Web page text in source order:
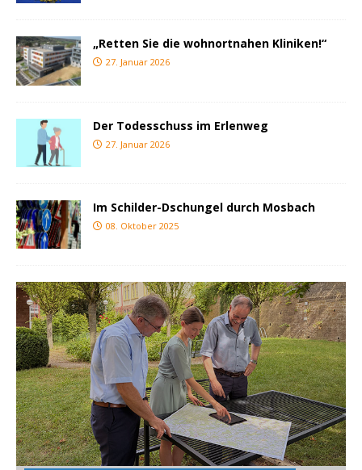
„Retten Sie die wohnortnahen Kliniken!“
27. Januar 2026
Der Todesschuss im Erlenweg
27. Januar 2026
Im Schilder-Dschungel durch Mosbach
08. Oktober 2025